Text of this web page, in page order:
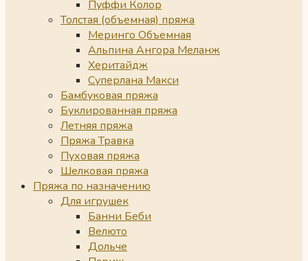
Пуффи Колор
Толстая (объемная) пряжа
Меринго Объемная
Альпина Ангора Меланж
Херитайдж
Суперлана Макси
Бамбуковая пряжа
Буклированная пряжа
Летняя пряжа
Пряжа Травка
Пуховая пряжа
Шелковая пряжа
Пряжа по назначению
Для игрушек
Банни Беби
Велюто
Дольче